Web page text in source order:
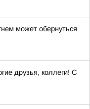
может обернуться
друзья, коллеги! С